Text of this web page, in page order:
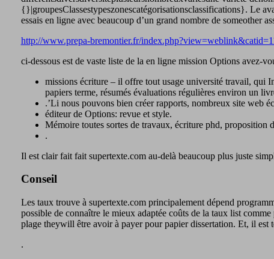
{}|groupesClassestypeszonescatégorisationsclassifications}. Le
essais en ligne avec beaucoup d’un grand nombre de someother
http://www.prepa-bremontier.fr/
ci-dessous est de vaste liste de la en ligne mission Options avez-
missions écriture – il offre tout usage université travail, qui
papiers terme, résumés évaluations régulières environ un
.’Li nous pouvons bien créer rapports, nombreux site web
éditeur de Options: revue et style.
Mémoire toutes sortes de travaux, écriture phd, proposition
.
Il est clair fait fait supertexte.com au-delà beaucoup plus juste
Conseil
Les taux trouve à supertexte.com principalement dépend
possible de connaître le mieux adaptée coûts de la taux list
plage theywill être avoir à payer pour papier dissertation. Et, il est
.